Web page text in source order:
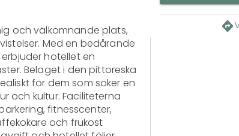
och välkomnande plats,
Med en bedårande
hotellet en
Beläget i den pittoreska
för dem som söker en
och kultur. Faciliteterna
fitnesscenter,
och frukost